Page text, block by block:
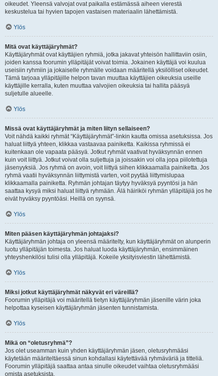
oikeudet. Yleensä valvojat ovat paikalla estämässä aiheen vierestä
keskustelua tai hyvien tapojen vastaisen materiaalin lähettämistä.
Ylös
Mitä ovat käyttäjäryhmät?
Käyttäjäryhmät ovat käyttäjien ryhmiä, jotka jakavat yhteisön hallittaviin osiin,
joiden kanssa foorumin ylläpitäjät voivat toimia. Jokainen käyttäjä voi kuulua
useisiin ryhmiin ja jokaiselle ryhmälle voidaan määritellä yksilölliset oikeudet.
Tämä tarjoaa ylläpitäjille helpon tavan muuttaa käyttäjien oikeuksia useille
käyttäjille kerralla, kuten muuttaa valvojien oikeuksia tai hallita pääsyä
suljetulle alueelle.
Ylös
Missä ovat käyttäjäryhmät ja miten liityn sellaiseen?
Voit nähdä kaikki ryhmät “Käyttäjäryhmät”-linkin kautta omissa asetuksissa. Jos
haluat liittyä yhteen, klikkaa vastaavaa painiketta. Kaikissa ryhmissä ei
kuitenkaan ole vapaata pääsyä. Jotkut ryhmät vaativat hyväksynnän ennen
kuin voit liittyä. Jotkut voivat olla suljettuja ja joissakin voi olla jopa piilotettuja
jäsenyyksiä. Jos ryhmä on avoin, voit liittyä siihen klikkaamalla painiketta. Jos
ryhmä vaatii hyväksynnän liittymistä varten, voit pyytää liittymislupaa
klikkaamalla painiketta. Ryhmän johtajan täytyy hyväksyä pyyntösi ja hän
saattaa kysyä miksi haluat liittyä ryhmään. Älä häiriköi ryhmän ylläpitäjiä jos he
eivät hyväksy pyyntöäsi. Heillä on syynsä.
Ylös
Miten pääsen käyttäjäryhmän johtajaksi?
Käyttäjäryhmän johtaja on yleensä määritelty, kun käyttäjäryhmät on alunperin
luotu ylläpitäjän toimesta. Jos haluat luoda käyttäjäryhmän, ensimmäinen
yhteyshenkilösi tulisi olla ylläpitäjä. Kokeile yksityisviestin lähettämistä.
Ylös
Miksi jotkut käyttäjäryhmät näkyvät eri väreillä?
Foorumin ylläpitäjä voi määritellä tietyn käyttäjäryhmän jäsenille värin joka
helpottaa kyseisen käyttäjäryhmän jäsenten tunnistamista.
Ylös
Mikä on “oletusryhmä”?
Jos olet useamman kuin yhden käyttäjäryhmän jäsen, oletusryhmääsi
käytetään määriteltäessä sinun kohdallasi käytettävää ryhmäväriä ja titteliä.
Foorumin ylläpitäjä saattaa antaa sinulle oikeudet vaihtaa oletusryhmääsi
omista asetuksista.